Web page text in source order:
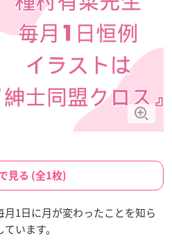
見る (全1枚)
月1日に月が変わったことを知ら
います。